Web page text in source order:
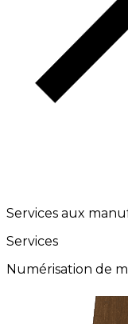
Services aux
Services
Numérisation de